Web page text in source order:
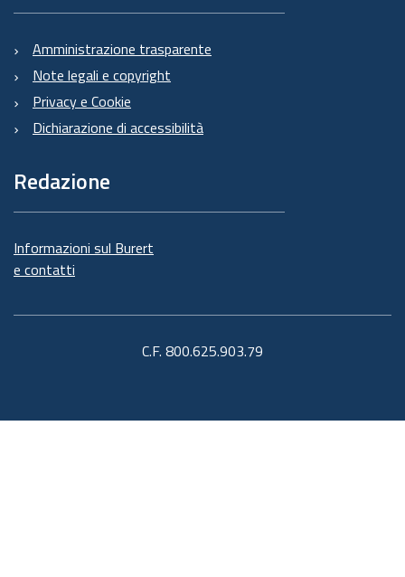
Amministrazione trasparente
Note legali e copyright
Privacy e Cookie
Dichiarazione di accessibilità
Redazione
Informazioni sul Burert
e contatti
C.F. 800.625.903.79